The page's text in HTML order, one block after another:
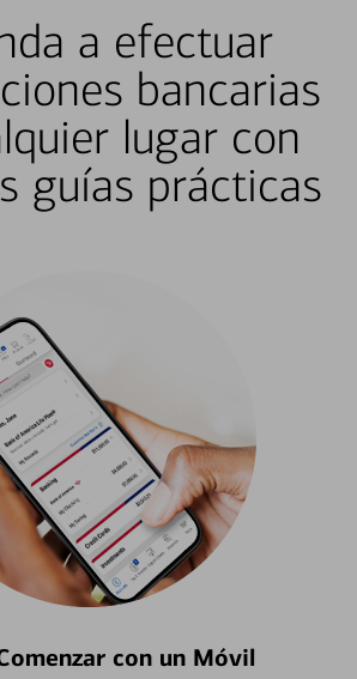
a efectuar
bancarias
lugar con
guías prácticas
con un Móvil